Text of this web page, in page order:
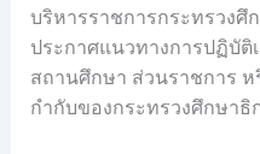
บริหารราชการกระทรวงศึ
ประกาศแนวทางการปฏิบั
สถานศึกษา ส่วนราชการ
กำกับของกระทรวงศึกษาธิ